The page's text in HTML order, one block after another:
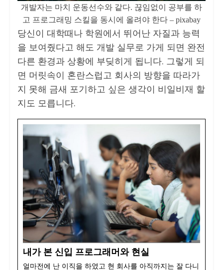
개발자는 마치 운동선수와 같다. 끊임없이 공부를 하
고 프로그래밍 스킬을 동시에 올려야 한다 – pixabay
당신이 대학때나 학원에서 뛰어난 자질과 능력
을 보여줬다고 해도 개발 실무로 가게 되면 완전
다른 환경과 상황에 부딪히게 됩니다. 그렇게 되
면 머릿속이 혼란스럽고 회사의 방향을 따라가
지 못해 금새 포기하고 싶은 생각이 비일비재 할
지도 모릅니다.
내가 본 신입 프로그래머와 현실
얼마전에 난 이직을 하였고 현 회사를 아직까지는 잘 다니